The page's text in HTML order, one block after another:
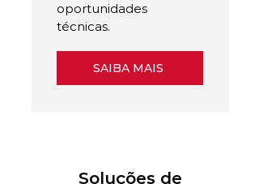
oportunidades
técnicas.
SAIBA MAIS
Soluções de